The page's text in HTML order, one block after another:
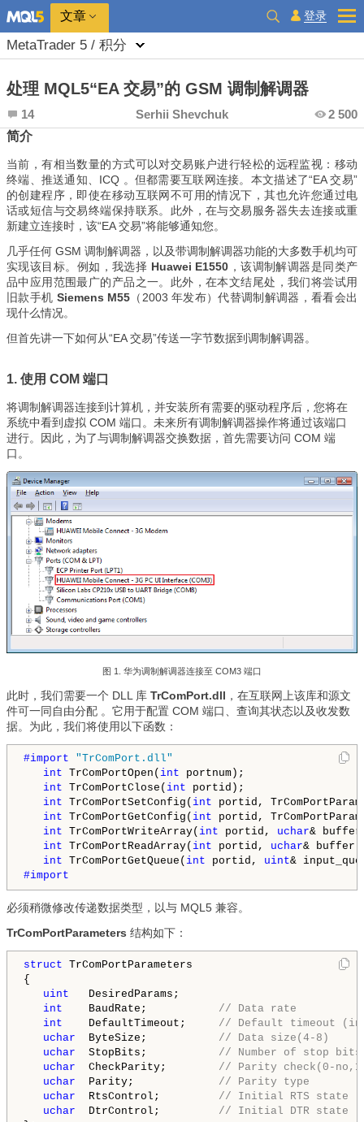
文章 登录
MetaTrader 5 / 积分
处理 MQL5“EA 交易”的 GSM 调制解调器
14 Serhii Shevchuk
2 500
简介
当前，有相当数量的方式可以对交易账户进行轻松的远程监视：移动
终端、推送通知、ICQ 。但都需要互联网连接。本文描述了“EA 交易”
的创建程序，即使在移动互联网不可用的情况下，其也允许您通过电
话或短信与交易终端保持联系。此外，在与交易服务器失去连接或重
新建立连接时，该“EA 交易”将能够通知您。
几乎任何 GSM 调制解调器，以及带调制解调器功能的大多数手机均可
实现该目标。例如，我选择 Huawei E1550 ，该调制解调器是同类产
品中应用范围最广的产品之一。此外，在本文结尾处，我们将尝试用
旧款手机 Siemens M55 （2003 年发布）代替调制解调器，看看会出
现什么情况。
但首先讲一下如何从“EA 交易”传送一字节数据到调制解调器。
1. 使用 COM 端口
将调制解调器连接到计算机，并安装所有需要的驱动程序后，您将在
系统中看到虚拟 COM 端口。未来所有调制解调器操作将通过该端口
进行。因此，为了与调制解调器交换数据，首先需要访问 COM 端
口。
图 1. 华为调制解调器连接至 COM3 端口
此时，我们需要一个 DLL 库 TrComPort.dll ，在互联网上该库和源文
件可一同自由分配 。它用于配置 COM 端口、查询其状态以及收发数
据。为此，我们将使用以下函数：
#import "TrComPort.dll"
int TrComPortOpen( int portnum);
int TrComPortClose( int portid);
int TrComPortSetConfig( int portid,
int TrComPortGetConfig( int portid,
int TrComPortWriteArray( int portid, uchar&
int TrComPortReadArray( int portid, uchar&
int TrComPortGetQueue( int portid, uint&
#import
必须稍微修改传递数据类型，以与 MQL5 兼容。
TrComPortParameters 结构如下：
struct TrComPortParameters
{
uint DesiredParams;
int BaudRate; // Data rate
int DefaultTimeout; // Default timeout (in
uchar ByteSize; // Data size(4-8)
uchar StopBits; // Number of stop bits
uchar CheckParity; // Parity check(0-
uchar Parity; // Parity type
uchar RtsControl; // Initial RTS state
uchar DtrControl; // Initial DTR state